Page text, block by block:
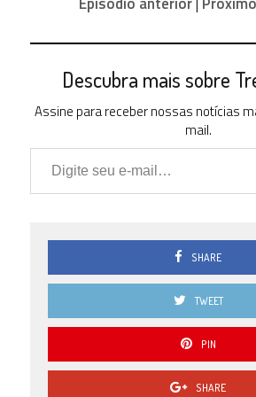
22 (
16.33
2.0
1 ( 0.51
)
0.5
2 ( 1.02
)
0.0
5 ( 2.55 %
)
Descubra mais sobre
Assine para receber nossas notícias
mail.
Digite seu e-mail…
SHARE
TWEET
PIN
SHARE